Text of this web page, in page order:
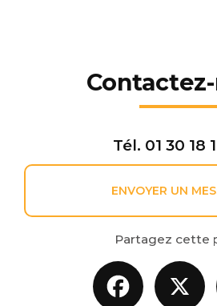
Tél. 01 30 18
ENVOYER UN
Partagez cette
Facebook